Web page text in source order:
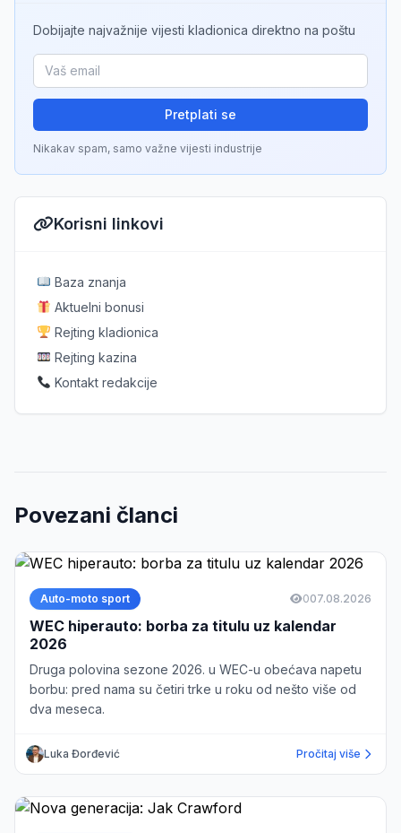
Dobijajte najvažnije vijesti kladionica direktno na poštu
Pretplati se
Nikakav spam, samo važne vijesti industrije
Korisni linkovi
Baza znanja
Aktuelni bonusi
Rejting kladionica
Rejting kazina
Kontakt redakcije
Povezani članci
Auto-moto sport 007.08.2026
WEC hiperauto: borba za titulu uz kalendar
2026
Druga polovina sezone 2026. u WEC-u obećava napetu
borbu: pred nama su četiri trke u roku od nešto više od
dva meseca.
Luka Đorđević Pročitaj više